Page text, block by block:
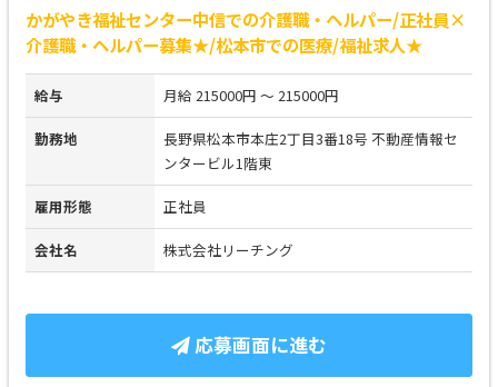
かがやき福祉センター中信での介護職・ヘルパー/正社員×
介護職・ヘルパー募集★/松本市での医療/福祉求人★
給与 月給 215000円 ～ 215000円
勤務地
長野県松本市本庄2丁目3番18号 不動産情報セ
ンタービル1階東
雇用形態 正社員
会社名 株式会社リーチング
応募画面に進む